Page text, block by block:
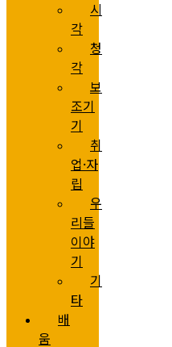
시
각
청
각
보
조기
기
취
업·자
립
우
리들
이야
기
기
타
배
움